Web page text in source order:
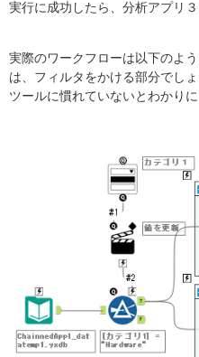
実行に成功したら、分析アプリ３
実際のワークフローは以下のよ
は、フィルタをかける部分でし
ツールに慣れていないとわかりに